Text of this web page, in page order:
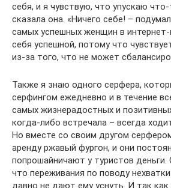
себя, и я чувствую, что упускаю
сказала она. «Ничего себе! –
самых успешных женщин в интернет-
себя успешной, потому что
из-за того, что не может
Также я знаю одного серфера,
серфингом ежедневно и в течение
самых жизнерадостных и
когда-либо встречала – всегда
Но вместе со своим другом
аренду ржавый фургон, и они
попрошайничают у туристов деньги.
что переживания по поводу
давно не дают ему уснуть. И так как